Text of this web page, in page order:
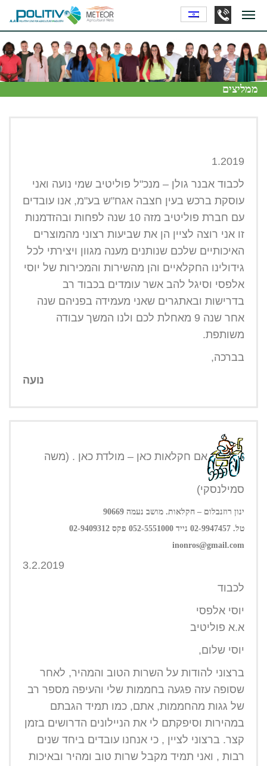
ממליצים
1.2019
לכבוד אבנר גולן – מנכ"ל פוליטיב שמי נועה ואני
עוסקת ברכש בעין חצבה אגח"ש בע"מ, אנו עובדים
עם חברת פוליטיב מזה 10 שנה לפחות ובהזדמנות
זו אני רוצה לציין הן את שביעות רצוני מהמוצרים
האיכותיים שלכם שנותנים מענה מגוון ויצירתי לכל
גידולינו החקלאיים והן מהשירות והמכירות של יוסי
אלפסי וסיגל להב אשר עומדים בכבוד רב
בדרישות ובאתגרים שאני מעמידה בפניהם שנה
אחר שנה 9 מאחלת לכם ולנו המשך עבודה
משותפת.
בברכה,
נועה
אם חקלאות כאן – מולדת כאן . (משה
סמילנסקי)
ינון רוזנבלום – חקלאות. מושב נעמה 90669
טל. 02-9947457 נייד 052-5551000 פקס 02-9409312
inonros@gmail.com
3.2.2019
לכבוד
יוסי אלפסי
א.א פוליטיב
יוסי שלום,
ברצוני להודות על השרות הטוב והמהיר, לאחר
שסופה עזה פגעה בחממות שלי והעיפה מספר רב
של גגות מהחממות, אתם, כמו תמיד הגבתם
במהירות וסיפקתם לי את הניילונים הדרושים בזמן
קצר. ברצוני לציין , כי אנחנו עובדים ביחד שנים
רבות , ואני תמיד מקבל שרות טוב ומהיר ובאיכות